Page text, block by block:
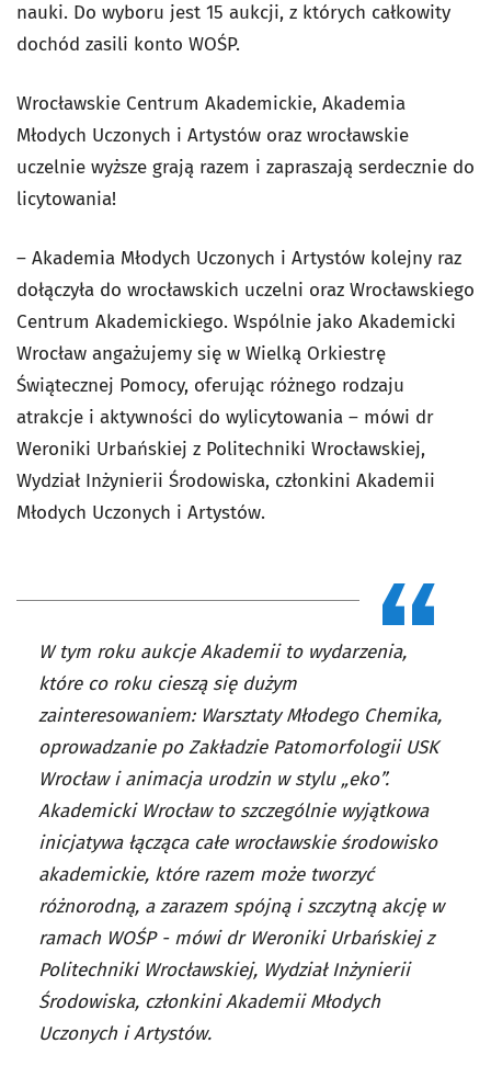
nauki. Do wyboru jest 15 aukcji, z których całkowity
dochód zasili konto WOŚP.
Wrocławskie Centrum Akademickie, Akademia
Młodych Uczonych i Artystów oraz wrocławskie
uczelnie wyższe grają razem i zapraszają serdecznie do
licytowania!
– Akademia Młodych Uczonych i Artystów kolejny raz
dołączyła do wrocławskich uczelni oraz Wrocławskiego
Centrum Akademickiego. Wspólnie jako Akademicki
Wrocław angażujemy się w Wielką Orkiestrę
Świątecznej Pomocy, oferując różnego rodzaju
atrakcje i aktywności do wylicytowania – mówi dr
Weroniki Urbańskiej z Politechniki Wrocławskiej,
Wydział Inżynierii Środowiska, członkini Akademii
Młodych Uczonych i Artystów.
W tym roku aukcje Akademii to wydarzenia,
które co roku cieszą się dużym
zainteresowaniem: Warsztaty Młodego Chemika,
oprowadzanie po Zakładzie Patomorfologii USK
Wrocław i animacja urodzin w stylu „eko”.
Akademicki Wrocław to szczególnie wyjątkowa
inicjatywa łącząca całe wrocławskie środowisko
akademickie, które razem może tworzyć
różnorodną, a zarazem spójną i szczytną akcję w
ramach WOŚP - mówi dr Weroniki Urbańskiej z
Politechniki Wrocławskiej, Wydział Inżynierii
Środowiska, członkini Akademii Młodych
Uczonych i Artystów.